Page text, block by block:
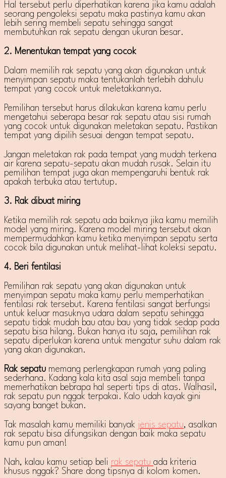
Hal tersebut perlu diperhatikan karena jika kamu adalah
seorang pengoleksi sepatu maka pastinya kamu akan
lebih sering membeli sepatu sehingga sangat
membutuhkan rak sepatu dengan ukuran besar.
2. Menentukan tempat yang cocok
Dalam memilih rak sepatu yang akan digunakan untuk
menyimpan sepatu maka tentukanlah terlebih dahulu
tempat yang cocok untuk meletakkannya.
Pemilihan tersebut harus dilakukan karena kamu perlu
mengetahui seberapa besar rak sepatu atau sisi rumah
yang cocok untuk digunakan meletakan sepatu. Pastikan
tempat yang dipilih sesuai dengan tempat sepatu.
Jangan meletakan rak pada tempat yang mudah terkena
air karena sepatu-sepatu akan mudah rusak. Selain itu
pemilihan tempat juga akan mempengaruhi bentuk rak
apakah terbuka atau tertutup.
3. Rak dibuat miring
Ketika memilih rak sepatu ada baiknya jika kamu memilih
model yang miring. Karena model miring tersebut akan
mempermudahkan kamu ketika menyimpan sepatu serta
cocok bila digunakan untuk melihat-lihat koleksi sepatu.
4. Beri fentilasi
Pemilihan rak sepatu yang akan digunakan untuk
menyimpan sepatu maka kamu perlu memperhatikan
fentilasi rak tersebut. Karena fentilasi sangat berfungsi
untuk keluar masuknya udara dalam sepatu sehingga
sepatu tidak mudah bau atau bau yang tidak sedap pada
sepatu bisa hilang. Bukan hanya itu saja, pemilihan rak
sepatu diperlukan karena untuk mengatur suhu dalam rak
yang akan digunakan.
Rak sepatu memang perlengkapan rumah yang paling
sederhana. Kadang kala kita asal saja membeli tanpa
memerhatikan bebrapa hal seperti tips di atas. Walhasil,
rak sepatu pun nggak terpakai. Kalo udah kayak gini
sayang banget bukan.
Tak masalah kamu memiliki banyak jenis sepatu, asalkan
rak sepatu bisa difungsikan dengan baik maka sepatu
kamu pun aman!
Nah, kalau kamu setiap beli rak sepatu ada kriteria
khusus nggak? Share dong tipsnya di kolom komen.